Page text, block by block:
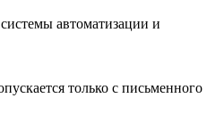
автоматизации и
только с письменного